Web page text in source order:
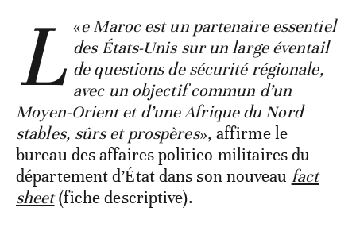
«
L
e Maroc est un partenaire essentiel
des États-Unis sur un large éventail
de questions de sécurité régionale,
avec un objectif commun d’un
Moyen-Orient et d’une Afrique du Nord
stables, sûrs et prospères», affirme le
bureau des affaires politico-militaires du
département d’État dans son nouveau fact
sheet (fiche descriptive).